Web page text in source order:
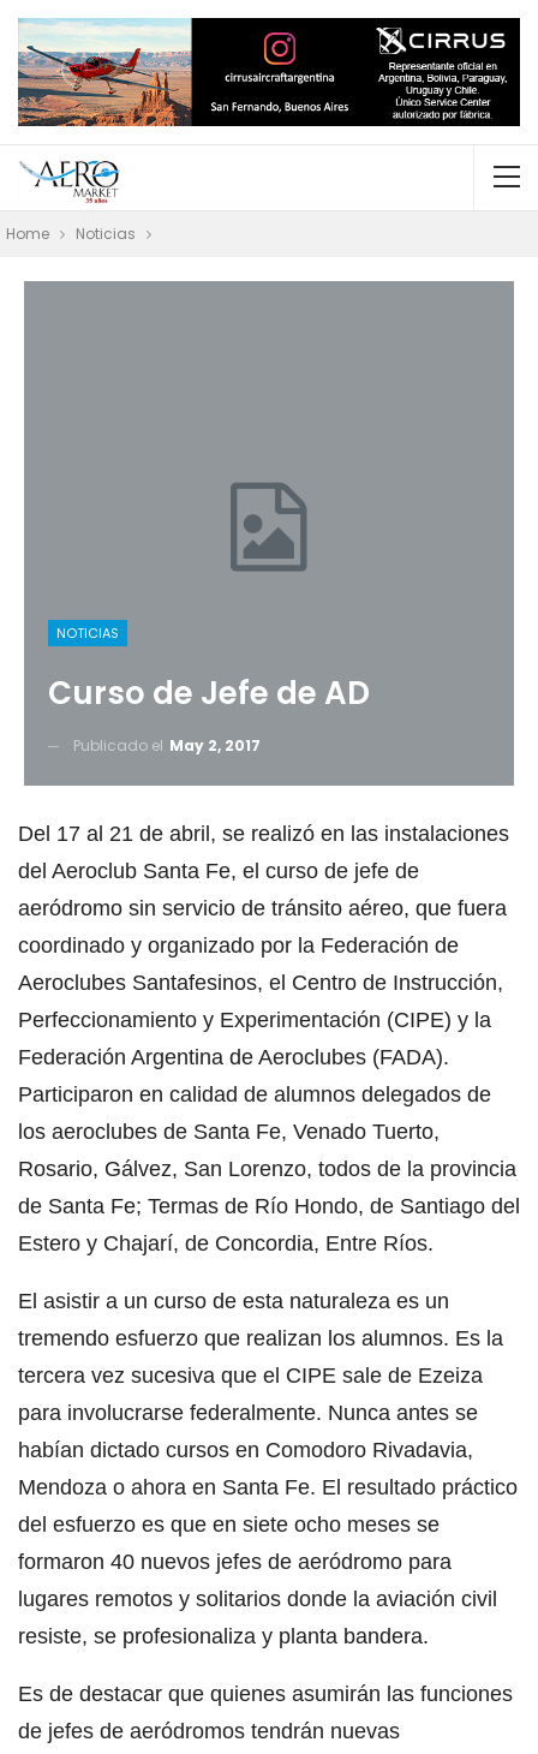
Home Noticias
NOTICIAS
Curso de Jefe de AD
Publicado el May 2, 2017
Del 17 al 21 de abril, se realizó en las instalaciones
del Aeroclub Santa Fe, el curso de jefe de
aeródromo sin servicio de tránsito aéreo, que fuera
coordinado y organizado por la Federación de
Aeroclubes Santafesinos, el Centro de Instrucción,
Perfeccionamiento y Experimentación (CIPE) y la
Federación Argentina de Aeroclubes (FADA).
Participaron en calidad de alumnos delegados de
los aeroclubes de Santa Fe, Venado Tuerto,
Rosario, Gálvez, San Lorenzo, todos de la provincia
de Santa Fe; Termas de Río Hondo, de Santiago del
Estero y Chajarí, de Concordia, Entre Ríos.
El asistir a un curso de esta naturaleza es un
tremendo esfuerzo que realizan los alumnos. Es la
tercera vez sucesiva que el CIPE sale de Ezeiza
para involucrarse federalmente. Nunca antes se
habían dictado cursos en Comodoro Rivadavia,
Mendoza o ahora en Santa Fe. El resultado práctico
del esfuerzo es que en siete ocho meses se
formaron 40 nuevos jefes de aeródromo para
lugares remotos y solitarios donde la aviación civil
resiste, se profesionaliza y planta bandera.
Es de destacar que quienes asumirán las funciones
de jefes de aeródromos tendrán nuevas